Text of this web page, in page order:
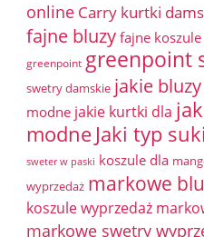
online Carry kurtki
fajne bluzy fajne koszule
greenpoint greenpoint
swetry damskie jakie
modne jakie kurtki dla
modneJaki typ
sweter w paski koszule dla
wyprzedaż markowe
koszule wyprzedaż
markowe swetry